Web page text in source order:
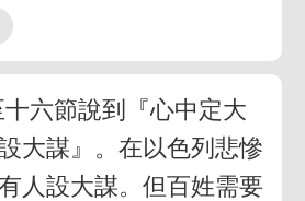
六節說到『心中定大
大謀』。在以色列悲慘
人設大謀。但百姓需要